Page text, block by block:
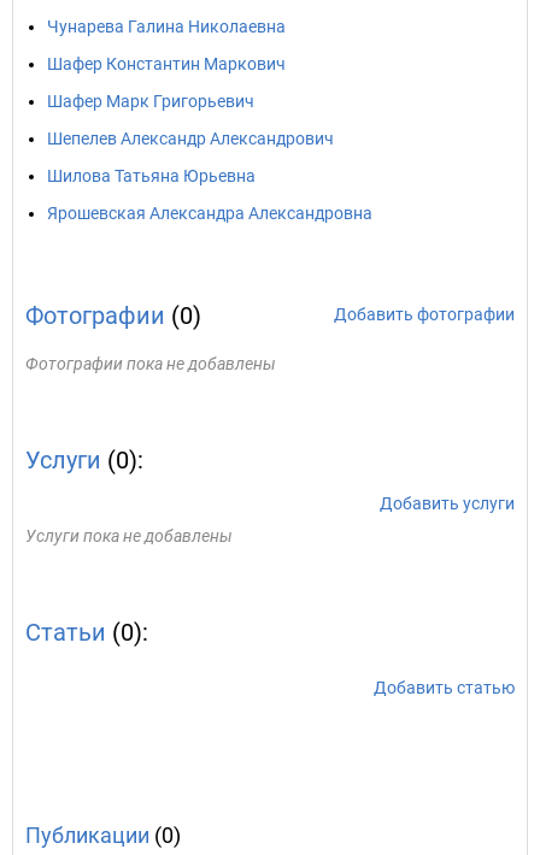
Чунарева Галина Николаевна
Шафер Константин Маркович
Шафер Марк Григорьевич
Шепелев Александр Александрович
Шилова Татьяна Юрьевна
Ярошевская Александра Александровна
Фотографии (0) Добавить фотографии
Фотографии пока не добавлены
Услуги (0):
Добавить услуги
Услуги пока не добавлены
Статьи (0):
Добавить статью
Публикации (0)